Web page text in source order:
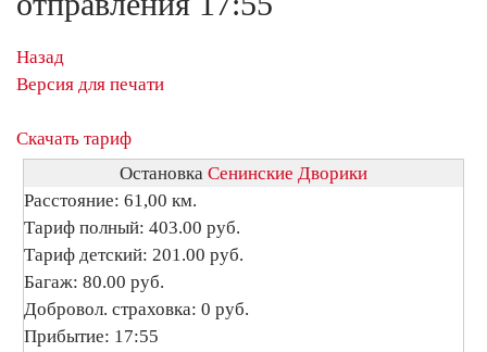
Назад
Версия для печати
Скачать тариф
Остановка Сенинские Дворики
Расстояние: 61,00 км.
Тариф полный: 403.00 руб.
Тариф детский: 201.00 руб.
Багаж: 80.00 руб.
Добровол. страховка: 0 руб.
Прибытие: 17:55